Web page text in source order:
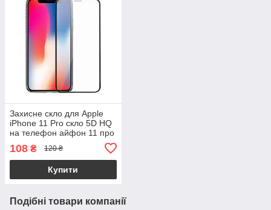
Захисне скло для Apple
iPhone 11 Pro скло 5D HQ
на телефон айфон 11 про
108 ₴ 120 ₴
Купити
Подібні товари компанії